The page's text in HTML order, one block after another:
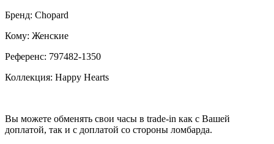
Бренд: Chopard
Кому: Женские
Референс: 797482-1350
Коллекция: Happy Hearts
Вы можете обменять свои часы в trade-in как с Вашей
доплатой, так и с доплатой со стороны ломбарда.